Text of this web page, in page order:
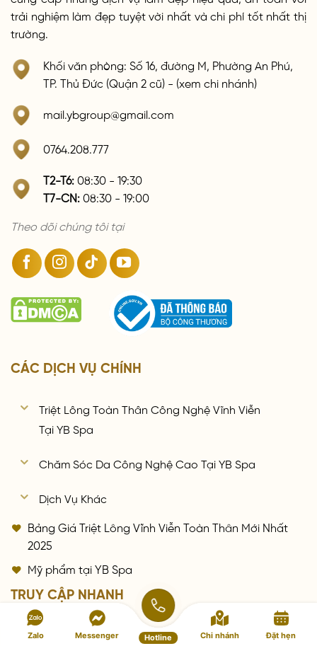
trải nghiệm làm đẹp tuyệt vời nhất và chi phí tốt nhất thị
trường.
Khối văn phòng: Số 16, đường M, Phường An Phú,
TP. Thủ Đức (Quận 2 cũ) - (xem chi nhánh)
mail.ybgroup@gmail.com
0764.208.777
T2-T6: 08:30 - 19:30
T7-CN: 08:30 - 19:00
Theo dõi chúng tôi tại
CÁC DỊCH VỤ CHÍNH
Triệt Lông Toàn Thân Công Nghệ Vĩnh Viễn
Tại YB Spa
Chăm Sóc Da Công Nghệ Cao Tại YB Spa
Dịch Vụ Khác
Bảng Giá Triệt Lông Vĩnh Viễn Toàn Thân Mới Nhất
2025
Mỹ phẩm tại YB Spa
TRUY CẬP NHANH
Về chúng tôi
Zalo Messenger Hotline Chi nhánh Đặt hẹn